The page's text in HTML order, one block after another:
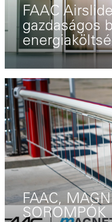
FAAC
gazdaságos
FAAC,
SOROMPÓK